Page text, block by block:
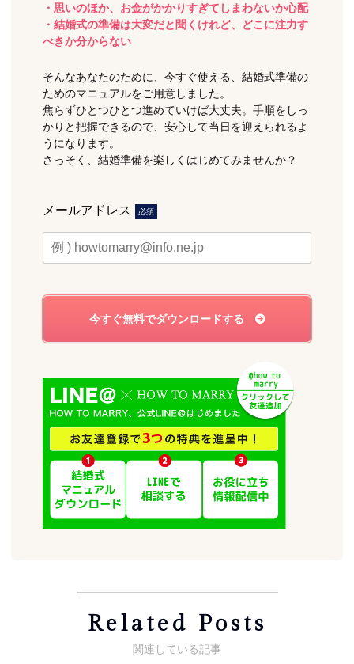
・思いのほか、お金がかかりすぎてしまわないか心配
・結婚式の準備は大変だと聞くけれど、どこに注力す
べきか分からない
そんなあなたのために、今すぐ使える、結婚式準備の
ためのマニュアルをご用意しました。
焦らずひとつひとつ進めていけば大丈夫。手順をしっ
かりと把握できるので、安心して当日を迎えられるよ
うになります。
さっそく、結婚準備を楽しくはじめてみませんか？
メールアドレス 必須
Related Posts